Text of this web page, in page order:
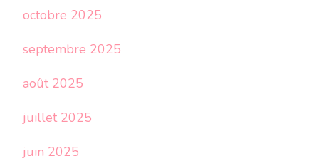
octobre 2025
septembre 2025
août 2025
juillet 2025
juin 2025